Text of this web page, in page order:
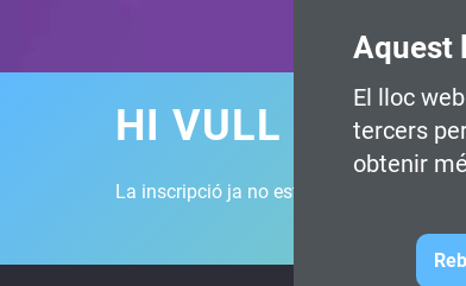
Aquest
El lloc
tercers
obtenir
HI VULL
La inscripció ja no està disponible.